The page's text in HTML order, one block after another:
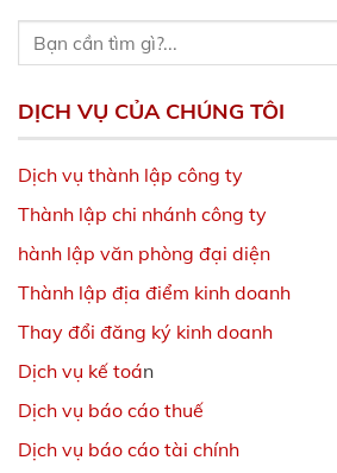
DỊCH VỤ CỦA CHÚNG TÔI
Dịch vụ thành lập công ty
Thành lập chi nhánh công ty
hành lập văn phòng đại diện
Thành lập địa điểm kinh doanh
Thay đổi đăng ký kinh doanh
Dịch vụ kế toán
Dịch vụ báo cáo thuế
Dịch vụ báo cáo tài chính